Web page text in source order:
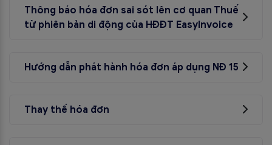
Thông báo hóa đơn sai sót lên cơ quan Thuế
từ phiên bản di động của HĐĐT EasyInvoice
Hướng dẫn phát hành hóa đơn áp dụng NĐ 15
Thay thế hóa đơn